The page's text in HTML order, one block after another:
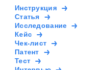
Инструкция
Статья
Исследование
Кейс
Чек-лист
Патент
Тест